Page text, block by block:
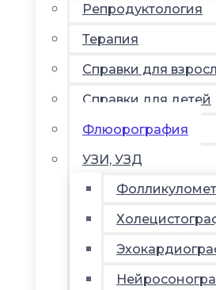
Репродуктология
Терапия
Справки для
Справки для детей
Флюорография
УЗИ, УЗД